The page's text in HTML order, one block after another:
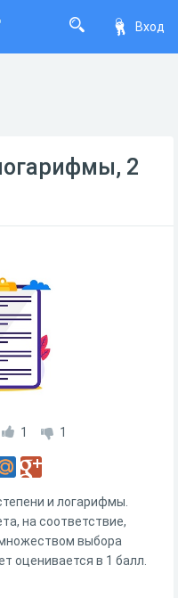
Вход
2
1 1
и логарифмы.
на соответствие,
выбора
оценивается в 1 балл.